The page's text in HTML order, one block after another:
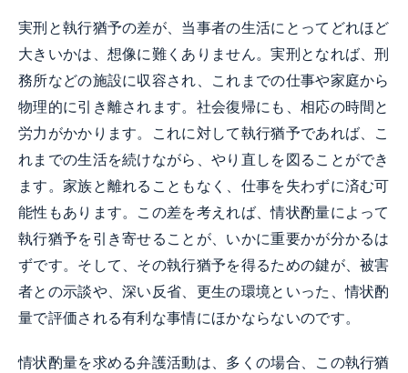
実刑と執行猶予の差が、当事者の生活にとってどれほど
大きいかは、想像に難くありません。実刑となれば、刑
務所などの施設に収容され、これまでの仕事や家庭から
物理的に引き離されます。社会復帰にも、相応の時間と
労力がかかります。これに対して執行猶予であれば、こ
れまでの生活を続けながら、やり直しを図ることができ
ます。家族と離れることもなく、仕事を失わずに済む可
能性もあります。この差を考えれば、情状酌量によって
執行猶予を引き寄せることが、いかに重要かが分かるは
ずです。そして、その執行猶予を得るための鍵が、被害
者との示談や、深い反省、更生の環境といった、情状酌
量で評価される有利な事情にほかならないのです。
情状酌量を求める弁護活動は、多くの場合、この執行猶